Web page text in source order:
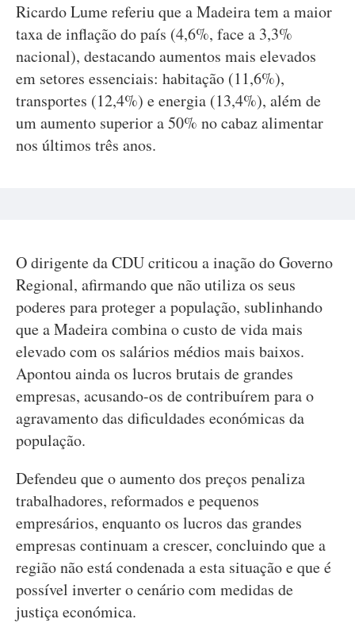
Ricardo Lume referiu que a Madeira tem a maior
taxa de inflação do país (4,6%, face a 3,3%
nacional), destacando aumentos mais elevados
em setores essenciais: habitação (11,6%),
transportes (12,4%) e energia (13,4%), além de
um aumento superior a 50% no cabaz alimentar
nos últimos três anos.
O dirigente da CDU criticou a inação do Governo
Regional, afirmando que não utiliza os seus
poderes para proteger a população, sublinhando
que a Madeira combina o custo de vida mais
elevado com os salários médios mais baixos.
Apontou ainda os lucros brutais de grandes
empresas, acusando-os de contribuírem para o
agravamento das dificuldades económicas da
população.
Defendeu que o aumento dos preços penaliza
trabalhadores, reformados e pequenos
empresários, enquanto os lucros das grandes
empresas continuam a crescer, concluindo que a
região não está condenada a esta situação e que é
possível inverter o cenário com medidas de
justiça económica.